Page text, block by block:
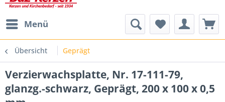
Menü
Übersicht Geprägt
Verzierwachsplatte, Nr. 17-111-79,
glanzg.-schwarz, Geprägt, 200 x 100 x 0,5